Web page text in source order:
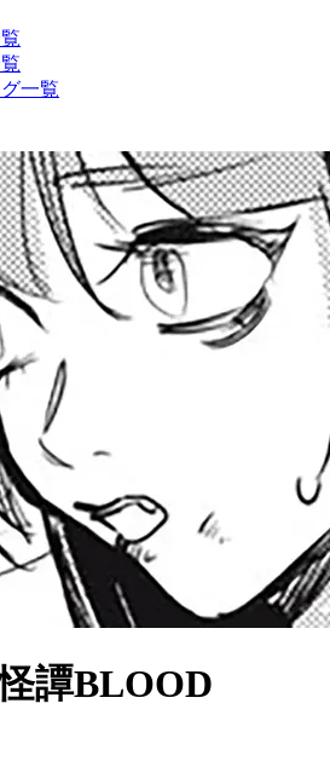
一覧
譚BLOOD